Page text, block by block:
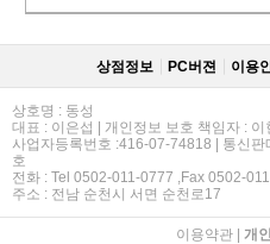
상점정보 PC버젼 이용
상호명 : 동성
대표 : 이은섭 | 개인정보 보호 책임자 : 이
사업자등록번호 :416-07-74818 | 통신
호
전화 : Tel 0502-011-0777 ,Fax 0502-
주소 : 전남 순천시 서면 순천로17
이용약관| 개